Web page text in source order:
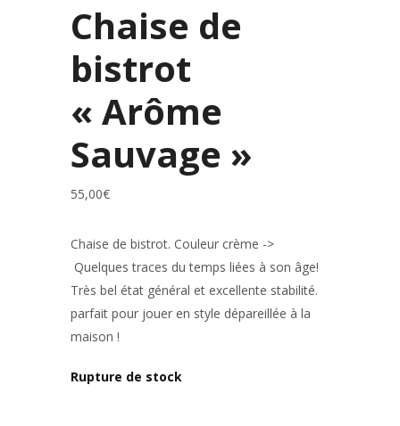
Chaise de
bistrot
« Arôme
Sauvage »
55,00€
Chaise de bistrot. Couleur crème ->
Quelques traces du temps liées à son âge!
Très bel état général et excellente stabilité.
parfait pour jouer en style dépareillée à la
maison !
Rupture de stock